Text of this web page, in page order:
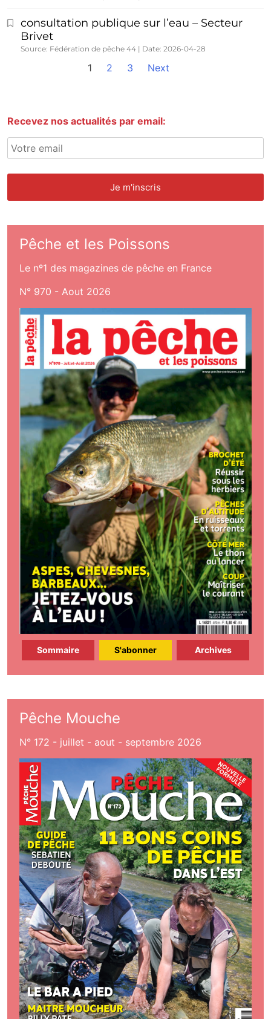
consultation publique sur l’eau – Secteur
Brivet
Source: Fédération de pêche 44 Date: 2026-04-28
1 2 3 Next
Recevez nos actualités par email:
Pêche et les Poissons
Le nº1 des magazines de pêche en France
N° 970 - Aout 2026
Sommaire S'abonner Archives
Pêche Mouche
N° 172 - juillet - aout - septembre 2026